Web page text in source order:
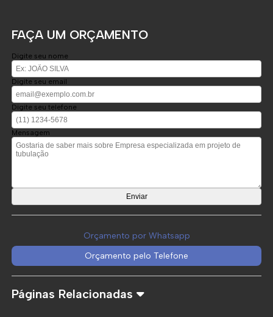
FAÇA UM ORÇAMENTO
Digite seu nome
Digite seu email
Digite seu telefone
Mensagem
Orçamento por Whatsapp
Orçamento pelo Telefone
Páginas Relacionadas